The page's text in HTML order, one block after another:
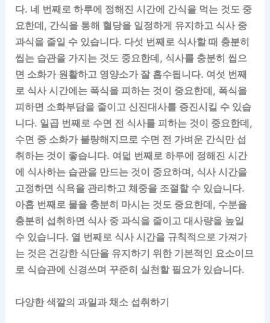
다. 네 번째로 하루에 정해진 시간에 간식을 먹는 것도 중
요한데, 간식을 통해 혈당을 일정하게 유지하고 식사 중
과식을 줄일 수 있습니다. 다섯 번째로 식사할 때 충분히
씹는 습관을 가지는 것도 중요한데, 식사를 충분히 씹으
면 소화가 원활하고 영양소가 잘 흡수됩니다. 여섯 번째
로 식사 시간에는 폭식을 피하는 것이 중요한데, 폭식을
피하면 소화부담을 줄이고 신진대사를 증진시킬 수 있습
니다. 일곱 번째로 수면 전 식사를 피하는 것이 중요한데,
수면 중 소화가 불량해지므로 수면 전 가벼운 간식만 섭
취하는 것이 좋습니다. 여덟 번째로 하루에 정해진 시간
에 식사하는 습관을 만드는 것이 중요하며, 식사 시간을
고정하면 식욕을 관리하고 체중을 조절할 수 있습니다.
아홉 번째로 물을 충분히 마시는 것도 중요한데, 수분을
충분히 섭취하면 식사 중 과식을 줄이고 대사량을 높일
수 있습니다. 열 번째로 식사 시간을 규칙적으로 가져가
는 것은 건강한 식단을 유지하기 위한 기본적인 요소이므
로 식습관에 신경쓰며 꾸준히 실천할 필요가 있습니다.
다양한 색깔의 과일과 채소 섭취하기